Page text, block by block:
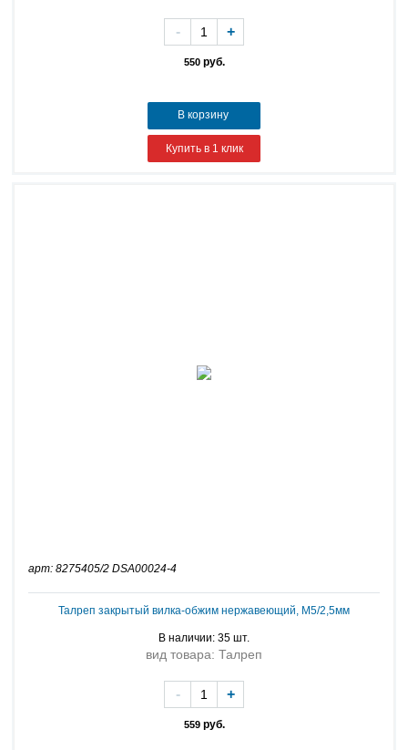
550руб.
- +
В корзину
Купить в 1 клик
арт: 8275405/2 DSA00024-4
Талреп закрытый вилка-обжим нержавеющий, M5/2,5мм
В наличии: 35 шт.
вид товара: Талреп
559руб.
- +